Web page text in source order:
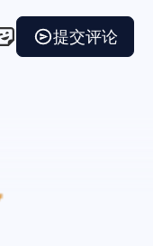
分 46 秒
167.216797 个天文单位 🚀